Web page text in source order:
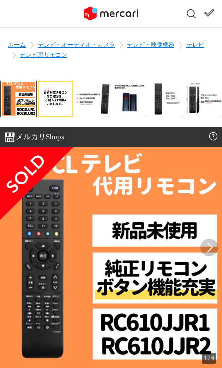
ホーム テレビ・オーディオ・カメラ テレビ・映像機器
テレビ
テレビ用リモコン
メルカリShops
1/6